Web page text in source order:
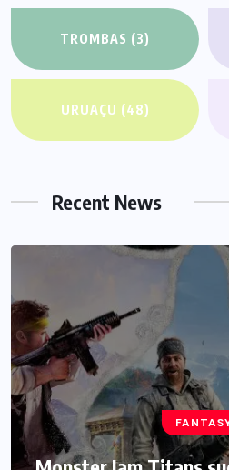
TROMBAS (3)
URUAÇU (48)
Recent News
HEROES